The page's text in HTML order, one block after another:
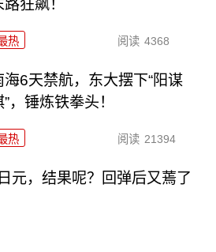
路狂飙！
热 阅读 4368
海6天禁航，东大摆下“阳谋
”，锤炼铁拳头！
热 阅读 21394
元，结果呢？回弹后又蔫了